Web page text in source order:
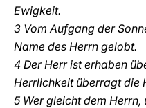
Ewigkeit.
3 Vom Aufgang der
Name des Herrn gelobt.
4 Der Herr ist erhaben
Herrlichkeit überragt die
5 Wer gleicht dem Herrn,